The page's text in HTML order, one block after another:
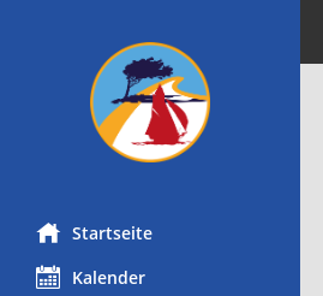
Startseite
Kalender